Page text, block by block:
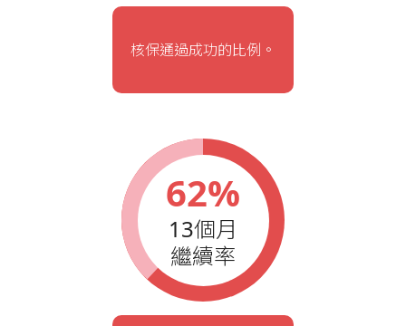
核保通過成功的比例。
62%
13個月
繼續率